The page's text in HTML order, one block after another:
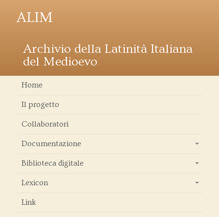
ALIM
Archivio della Latinità Italiana
del Medioevo
Home
Il progetto
Collaboratori
Documentazione
Biblioteca digitale
Lexicon
Link